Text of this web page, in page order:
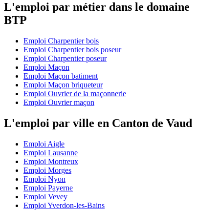
L'emploi par métier dans le domaine
BTP
Emploi Charpentier bois
Emploi Charpentier bois poseur
Emploi Charpentier poseur
Emploi Maçon
Emploi Maçon batiment
Emploi Maçon briqueteur
Emploi Ouvrier de la maçonnerie
Emploi Ouvrier maçon
L'emploi par ville en Canton de Vaud
Emploi Aigle
Emploi Lausanne
Emploi Montreux
Emploi Morges
Emploi Nyon
Emploi Payerne
Emploi Vevey
Emploi Yverdon-les-Bains